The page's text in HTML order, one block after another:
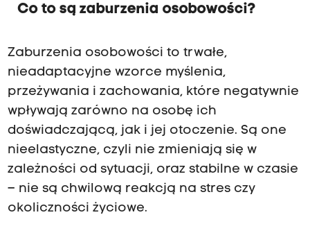
Co to są zaburzenia osobowości?
Zaburzenia osobowości to trwałe,
nieadaptacyjne wzorce myślenia,
przeżywania i zachowania, które negatywnie
wpływają zarówno na osobę ich
doświadczającą, jak i jej otoczenie. Są one
nieelastyczne, czyli nie zmieniają się w
zależności od sytuacji, oraz stabilne w czasie
– nie są chwilową reakcją na stres czy
okoliczności życiowe.